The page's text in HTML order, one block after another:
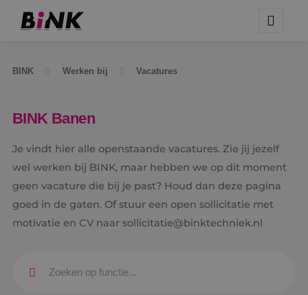
BINK Werken bij Vacatures
BINK Banen
Je vindt hier alle openstaande vacatures. Zie jij jezelf
wel werken bij BINK, maar hebben we op dit moment
geen vacature die bij je past? Houd dan deze pagina
goed in de gaten. Of stuur een open sollicitatie met
motivatie en CV naar sollicitatie@binktechniek.nl